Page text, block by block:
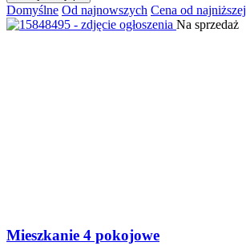
Domyślne Od najnowszych Cena od najniższej
Na sprzedaż
Mieszkanie 4 pokojowe